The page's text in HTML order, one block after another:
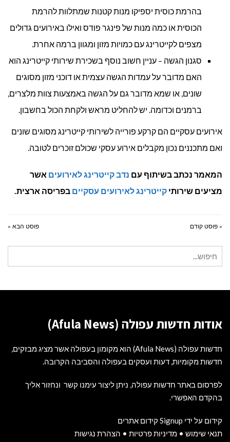
בהרמת כוסית יספיקו מנות קטנות שמתלוות להרמת
הכוסית או כמה מנות של פינגר פודס ואילו באירועים גדולים
מצפים לקייטרינג עם כמויות מזון ומגוון ברמה אחרת.
סגנון הגשה – עניין חשוב נוסף בשכירת שירותי קייטרינג הוא
האם מדובר על עמדות הגשה עצמית או דוכני מזון מסוגים
שונים, או שמא מדובר גם על הגשה באמצעות צוות מלצרים,
ברמנים וכדומה. יש להחליט מראש ולקחת הכול בחשבון.
אירועים עסקיים הם קרקע פורייה לשירותי קייטרינג מסוגים שונים
ואם מתכננים נכון מקבלים אירוע עסקי שכולם זוכרים לטובה.
המאמר נכתב בשיתוף עם נדב קייטרינג לאירועים אשר
מציעים שירותי קייטרינג לאירועים עסקיים בפריסה ארצית.
« פוסט קודם פוסט הבא »
עבור:
אודות חדשות עפולה (Afula News)
חדשות עפולה (Afula News) הוא מקומון בעפולה אשר מציג מבזקים,
חדשות מקומיות, דעות ועסקים בעפולה והסביבה הקרובה.
לפרסום באתר חדשות עפולה, ניתן ליצור עימנו קשר ונחזור אליך
בהקדם האפשרי.
קידום על ידי Signup קידום אתרים
תנאי שימוש • מדיניות פרטיות • הצהרת נגישות